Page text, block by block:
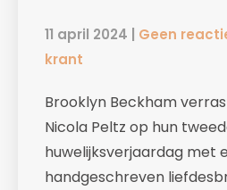
11 april 2024 | Geen
krant
Brooklyn Beckham
Nicola Peltz op hun
huwelijksverjaardag met
handgeschreven